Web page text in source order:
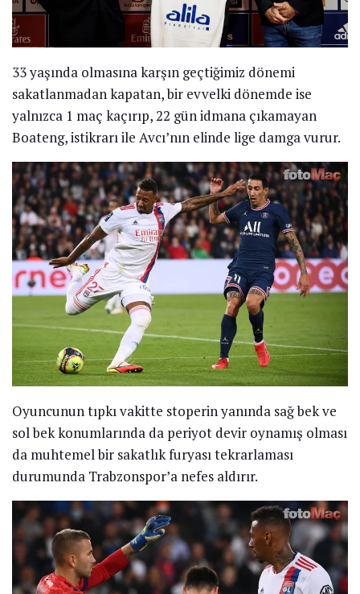
33 yaşında olmasına karşın geçtiğimiz dönemi
sakatlanmadan kapatan, bir evvelki dönemde ise
yalnızca 1 maç kaçırıp, 22 gün idmana çıkamayan
Boateng, istikrarı ile Avcı’nın elinde lige damga vurur.
Oyuncunun tıpkı vakitte stoperin yanında sağ bek ve
sol bek konumlarında da periyot devir oynamış olması
da muhtemel bir sakatlık furyası tekrarlaması
durumunda Trabzonspor’a nefes aldırır.